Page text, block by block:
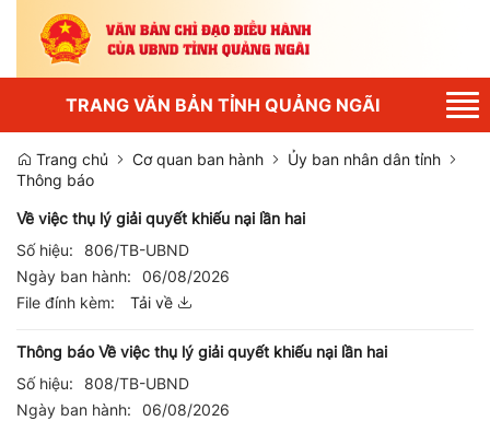
TRANG VĂN BẢN TỈNH QUẢNG NGÃI
Trang chủ
Cơ quan ban hành
Ủy ban nhân dân tỉnh
Thông báo
Về việc thụ lý giải quyết khiếu nại lần hai
Số hiệu:
806/TB-UBND
Ngày ban hành:
06/08/2026
File đính kèm:
Tải về
Thông báo Về việc thụ lý giải quyết khiếu nại lần hai
Số hiệu:
808/TB-UBND
Ngày ban hành:
06/08/2026